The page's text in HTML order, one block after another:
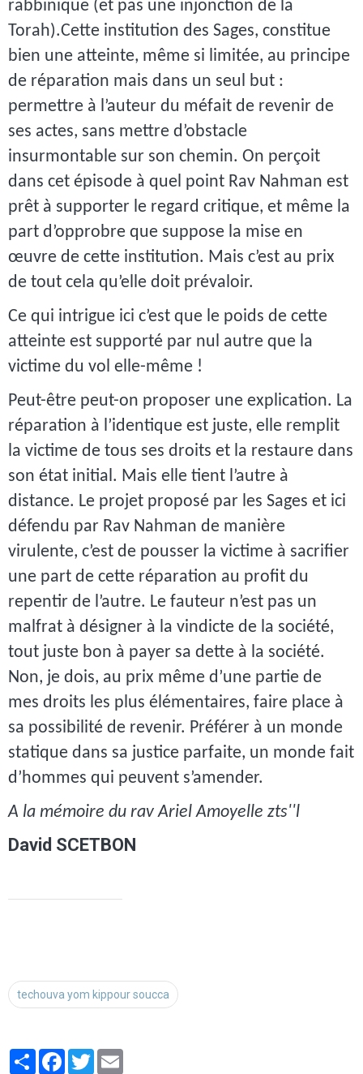
rabbinique (et pas une injonction de la
Torah).Cette institution des Sages, constitue
bien une atteinte, même si limitée, au principe
de réparation mais dans un seul but :
permettre à l’auteur du méfait de revenir de
ses actes, sans mettre d’obstacle
insurmontable sur son chemin. On perçoit
dans cet épisode à quel point Rav Nahman est
prêt à supporter le regard critique, et même la
part d’opprobre que suppose la mise en
œuvre de cette institution. Mais c’est au prix
de tout cela qu’elle doit prévaloir.
Ce qui intrigue ici c’est que le poids de cette
atteinte est supporté par nul autre que la
victime du vol elle-même !
Peut-être peut-on proposer une explication. La
réparation à l’identique est juste, elle remplit
la victime de tous ses droits et la restaure dans
son état initial. Mais elle tient l’autre à
distance. Le projet proposé par les Sages et ici
défendu par Rav Nahman de manière
virulente, c’est de pousser la victime à sacrifier
une part de cette réparation au profit du
repentir de l’autre. Le fauteur n’est pas un
malfrat à désigner à la vindicte de la société,
tout juste bon à payer sa dette à la société.
Non, je dois, au prix même d’une partie de
mes droits les plus élémentaires, faire place à
sa possibilité de revenir. Préférer à un monde
statique dans sa justice parfaite, un monde fait
d’hommes qui peuvent s’amender.
A la mémoire du rav Ariel Amoyelle zts''l
David SCETBON
techouva yom kippour soucca
PartagerFacebook
Twitter